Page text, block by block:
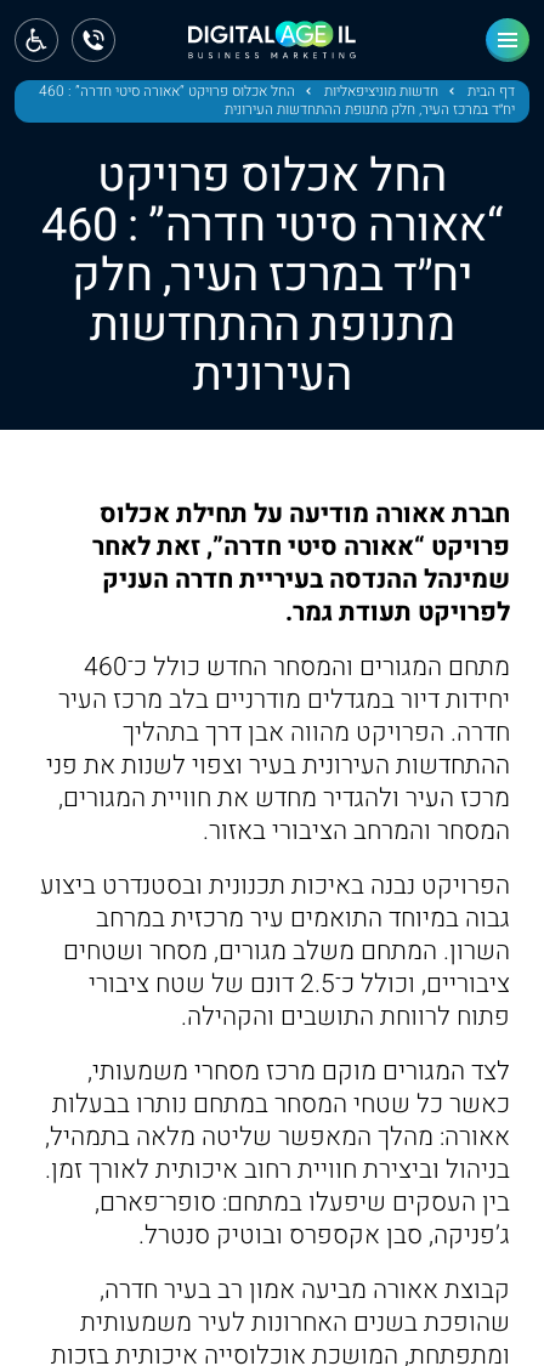
דף הבית חדשות מוניציפאליות
החל אכלוס פרויקט “אאורה סיטי חדרה” : 460
יח״ד במרכז העיר, חלק מתנופת ההתחדשות העירונית
החל אכלוס פרויקט
“אאורה סיטי חדרה” : 460
יח״ד במרכז העיר, חלק
מתנופת ההתחדשות
העירונית
חברת אאורה מודיעה על תחילת אכלוס
פרויקט “אאורה סיטי חדרה”, זאת לאחר
שמינהל ההנדסה בעיריית חדרה העניק
לפרויקט תעודת גמר.
מתחם המגורים והמסחר החדש כולל כ־460
יחידות דיור במגדלים מודרניים בלב מרכז העיר
חדרה. הפרויקט מהווה אבן דרך בתהליך
ההתחדשות העירונית בעיר וצפוי לשנות את פני
מרכז העיר ולהגדיר מחדש את חוויית המגורים,
המסחר והמרחב הציבורי באזור.
הפרויקט נבנה באיכות תכנונית ובסטנדרט ביצוע
גבוה במיוחד התואמים עיר מרכזית במרחב
השרון. המתחם משלב מגורים, מסחר ושטחים
ציבוריים, וכולל כ־2.5 דונם של שטח ציבורי
פתוח לרווחת התושבים והקהילה.
לצד המגורים מוקם מרכז מסחרי משמעותי,
כאשר כל שטחי המסחר במתחם נותרו בבעלות
אאורה: מהלך המאפשר שליטה מלאה בתמהיל,
בניהול וביצירת חוויית רחוב איכותית לאורך זמן.
בין העסקים שיפעלו במתחם: סופר־פארם,
ג’פניקה, סבן אקספרס ובוטיק סנטרל.
קבוצת אאורה מביעה אמון רב בעיר חדרה,
שהופכת בשנים האחרונות לעיר משמעותית
ומתפתחת, המושכת אוכלוסייה איכותית בזכות
ראשי
חדשות
מחוז חיפה
מחוז מרכז
מחוז דרום
ירושלים
תל אביב